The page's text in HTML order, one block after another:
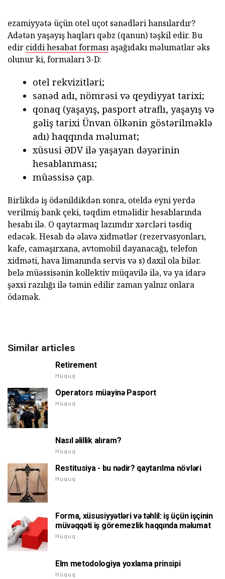
ezamiyyətə üçün otel uçot sənədləri hansılardır?
Adətən yaşayış haqları qəbz (qanun) təşkil edir. Bu
edir ciddi hesabat forması aşağıdakı məlumatlar əks
olunur ki, formaları 3-D:
otel rekvizitləri;
sənəd adı, nömrəsi və qeydiyyat tarixi;
qonaq (yaşayış, pasport ətraflı, yaşayış və
gəliş tarixi Ünvan ölkənin göstərilməklə
adı) haqqında məlumat;
xüsusi ƏDV ilə yaşayan dəyərinin
hesablanması;
müəssisə çap.
Birlikdə iş ödənildikdən sonra, oteldə eyni yerdə
verilmiş bank çeki, təqdim etməlidir hesablarında
hesabı ilə. O qaytarmaq lazımdır xərcləri təsdiq
edəcək. Hesab də əlavə xidmətlər (rezervasyonları,
kafe, camaşırxana, avtomobil dayanacağı, telefon
xidməti, hava limanında servis və s) daxil ola bilər.
belə müəssisənin kollektiv müqavilə ilə, və ya idarə
şəxsi razılığı ilə təmin edilir zaman yalnız onlara
ödəmək.
Similar articles
Retirement
Hüquq
Operators müayinə Pasport
Hüquq
Nasıl əlillik alıram?
Hüquq
Restitusiya - bu nədir? qaytarılma növləri
Hüquq
Forma, xüsusiyyətləri və təhlil: iş üçün işçinin
müvəqqəti iş göremezlik haqqında məlumat
Hüquq
Elm metodologiya yoxlama prinsipi
Hüquq